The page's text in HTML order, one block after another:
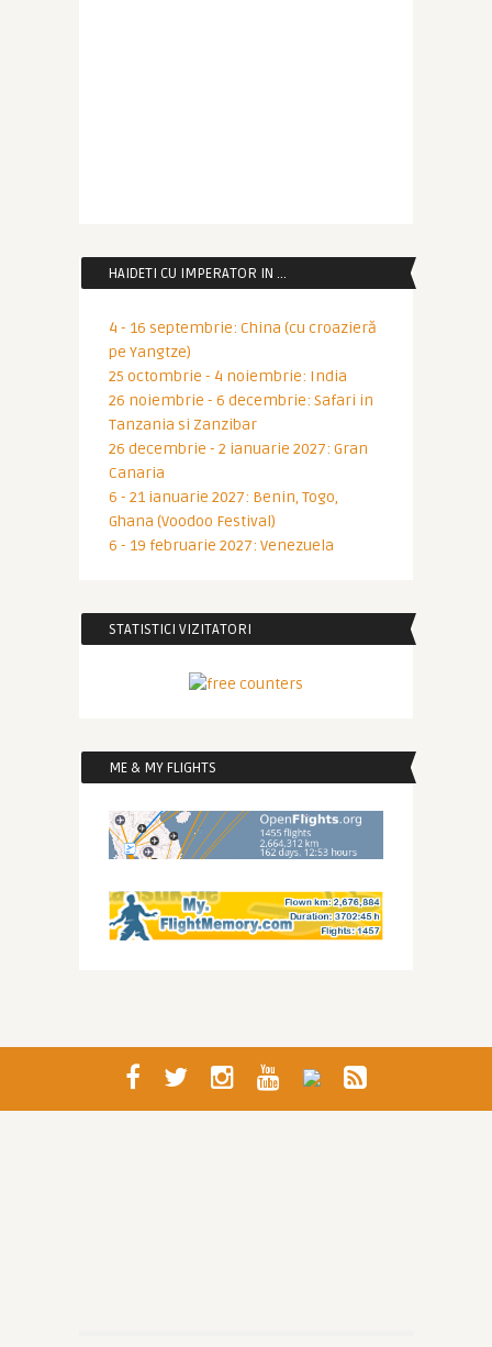
HAIDETI CU IMPERATOR IN …
4 - 16 septembrie: China (cu croazieră
pe Yangtze)
25 octombrie - 4 noiembrie: India
26 noiembrie - 6 decembrie: Safari in
Tanzania si Zanzibar
26 decembrie - 2 ianuarie 2027: Gran
Canaria
6 - 21 ianuarie 2027: Benin, Togo,
Ghana (Voodoo Festival)
6 - 19 februarie 2027: Venezuela
STATISTICI VIZITATORI
ME & MY FLIGHTS